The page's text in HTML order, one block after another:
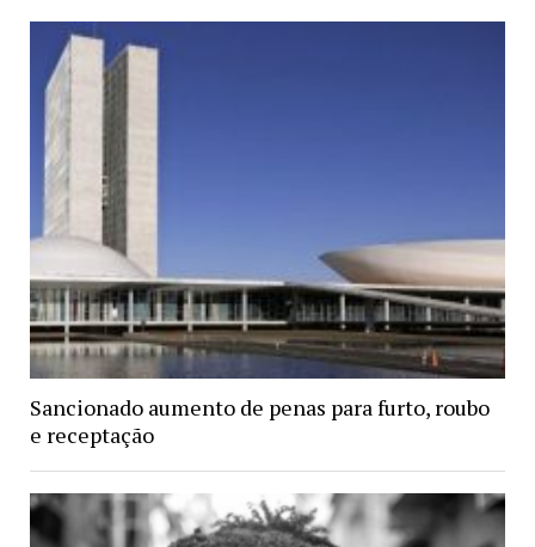
Sancionado aumento de penas para furto, roubo
e receptação